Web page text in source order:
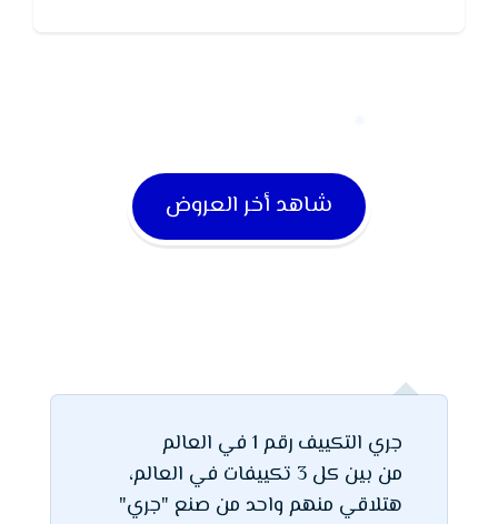
شاهد أخر العروض
جري التكييف رقم 1 في العالم
من بين كل 3 تكييفات في العالم،
هتلاقي منهم واحد من صنع "جري"